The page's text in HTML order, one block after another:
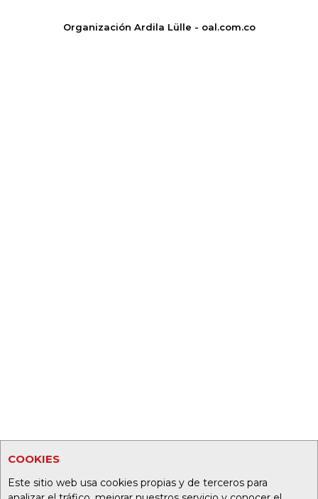
COOKIES
Este sitio web usa cookies propias y de terceros para
Organización Ardila Lülle - oal.com.co